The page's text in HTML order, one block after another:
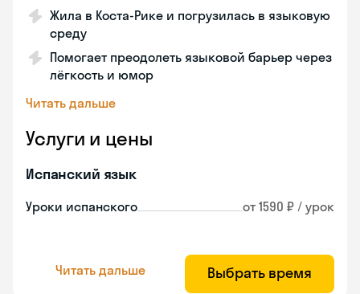
Жила в Коста‑Рике и погрузилась в языковую
среду
Помогает преодолеть языковой барьер через
лёгкость и юмор
Читать дальше
Услуги и цены
Испанский язык
Уроки испанского от 1590 ₽ / урок
Читать дальше Выбрать время